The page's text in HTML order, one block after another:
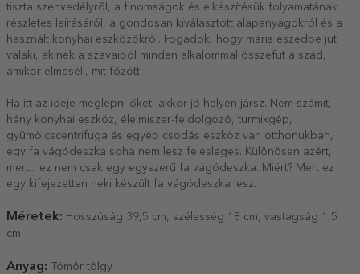
tiszta szenvedélyről, a finomságok és elkészítésük folyamatának
részletes leírásáról, a gondosan kiválasztott alapanyagokról és a
használt konyhai eszközökről. Fogadok, hogy máris eszedbe jut
valaki, akinek a szavaiból minden alkalommal összefut a szád,
amikor elmeséli, mit főzött.
Ha itt az ideje meglepni őket, akkor jó helyen jársz. Nem számít,
hány konyhai eszköz, élelmiszer-feldolgozó, turmixgép,
gyümölcscentrifuga és egyéb csodás eszköz van otthonukban,
egy fa vágódeszka soha nem lesz felesleges. Különösen azért,
mert... ez nem csak egy egyszerű fa vágódeszka. Miért? Mert ez
egy kifejezetten neki készült fa vágódeszka lesz.
Méretek: Hosszúság 39,5 cm, szélesség 18 cm, vastagság 1,5
cm
Anyag: Tömör tölgy